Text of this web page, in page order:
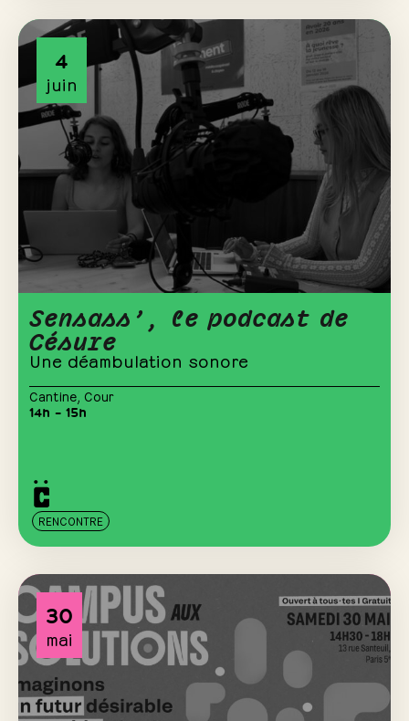
4
juin
Sensass’, le podcast de
Césure
Une déambulation sonore
Cantine Cour
14h – 15h
RENCONTRE
30
mai